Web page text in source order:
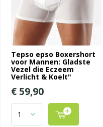
Tepso epso Boxershort
voor Mannen: Gladste
Vezel die Eczeem
Verlicht & Koelt"
€ 59,90